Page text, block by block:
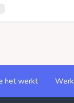
het werkt